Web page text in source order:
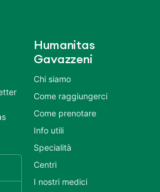
Humanitas
Gavazzeni
Chi siamo
Come raggiungerci
Come prenotare
Info utili
Specialità
Centri
I nostri medici